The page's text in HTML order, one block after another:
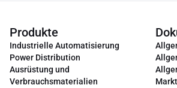
Produkte
Industrielle Automatisierung
Power Distribution
Ausrüstung und
Verbrauchsmaterialien